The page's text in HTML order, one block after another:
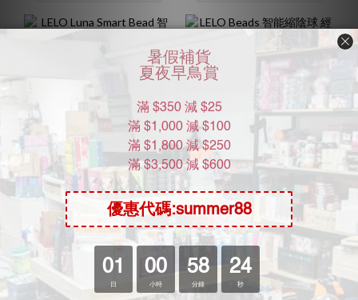
LELO Luna Smart Bead 智
能健康情趣縮陰球
HK$920.00
HK$1,088.00
8.5折
LELO Beads 智能縮陰球 經
典款
HK$538.00
HK$598.00